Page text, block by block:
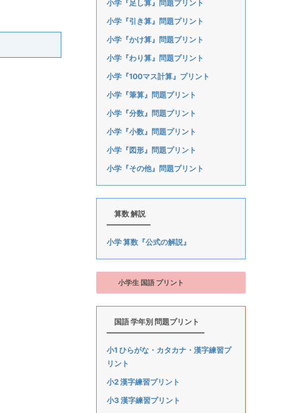
小学『足し算』問題プリント
小学『引き算』問題プリント
小学『かけ算』問題プリント
小学『わり算』問題プリント
小学『100マス計算』プリント
小学『筆算』問題プリント
小学『分数』問題プリント
小学『小数』問題プリント
小学『図形』問題プリント
小学『その他』問題プリント
算数 解説
小学 算数『公式の解説』
小学生 国語 プリント
国語 学年別 問題プリント
小1 ひらがな・カタカナ・漢字練習プ
リント
小2 漢字練習プリント
小3 漢字練習プリント